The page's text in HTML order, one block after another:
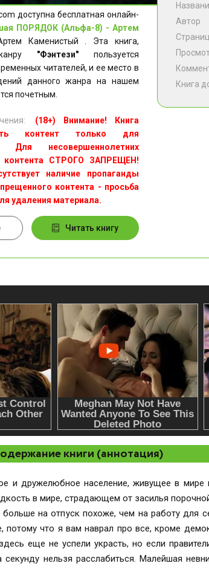
доступна бесплатная онлайн-
ПОРЯДОК (Альфа-8) - Артем
Каменистый . Эта книга,
"Фэнтези" пользуется
читателей, и ее место в
данного жанра на нашем
почетным.
(18+) Внимание! Книга
контент только для
Для несовершеннолетних
контента СТРОГО ЗАПРЕЩЕН!
наличие пропаганды
контента - просьба
удаления материала.
Читать книгу
Автор
Страниц
Книга
книги (аннотация)
и дружелюбное население, живущее в
страдающем от засилья порочной аристократии.
на отпуск похоже, чем на работу для
еще не успели украсть, но если